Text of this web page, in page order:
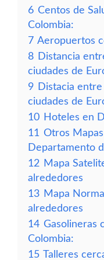
6 Centos de
Colombia:
7 Aeropuertos
8 Distancia
ciudades de
9 Distacia
ciudades de
10 Hoteles en
11 Otros
Departamento
12 Mapa
alrededores
13 Mapa
alrededores
14 Gasolineras
Colombia:
15 Talleres